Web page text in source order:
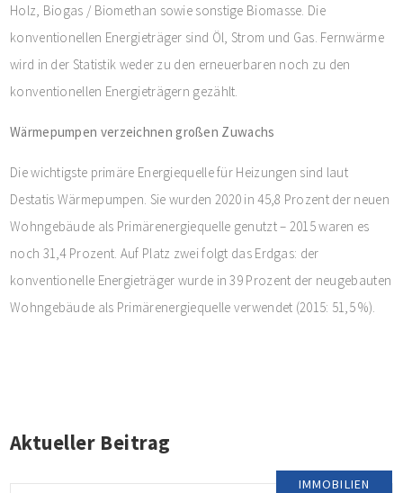
Holz, Biogas / Biomethan sowie sonstige Biomasse. Die
konventionellen Energieträger sind Öl, Strom und Gas. Fernwärme
wird in der Statistik weder zu den erneuerbaren noch zu den
konventionellen Energieträgern gezählt.
Wärmepumpen verzeichnen großen Zuwachs
Die wichtigste primäre Energiequelle für Heizungen sind laut
Destatis Wärmepumpen. Sie wurden 2020 in 45,8 Prozent der neuen
Wohngebäude als Primärenergiequelle genutzt – 2015 waren es
noch 31,4 Prozent. Auf Platz zwei folgt das Erdgas: der
konventionelle Energieträger wurde in 39 Prozent der neugebauten
Wohngebäude als Primärenergiequelle verwendet (2015: 51,5 %).
Aktueller Beitrag
IMMOBILIEN